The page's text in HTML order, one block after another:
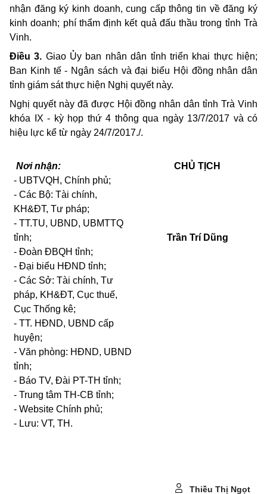
nhận đăng ký kinh doanh, cung cấp thông tin về đăng ký
kinh doanh; phí thẩm định kết quả đấu thầu trong tỉnh Trà
Vinh.
Điều 3. Giao Ủy ban nhân dân tỉnh triển khai thực hiện;
Ban Kinh tế - Ngân sách và đại biểu Hội đồng nhân dân
tỉnh giám sát thực hiện Nghị quyết này.
Nghị quyết này đã được Hội đồng nhân dân tỉnh Trà Vinh
khóa
IX - kỳ họp thứ 4 thông qua ngày 13/7/2017 và có
hiệu lực kể từ ngày 24/7/2017./.
Nơi nhận:
- UBTVQH, Chính phủ;
- Các Bộ: Tài chính,
KH&ĐT, Tư pháp;
- TT.TU, UBND, UBMTTQ
tỉnh;
- Đoàn ĐBQH tỉnh;
- Đại biểu HĐND tỉnh;
- Các Sở: Tài chính, Tư
pháp, KH&ĐT, Cục thuế,
Cục Thống kê;
- TT. HĐND, UBND cấp
huyện;
- Văn phòng: HĐND, UBND
tỉnh;
- Báo TV, Đài PT-TH tỉnh;
- Trung tâm TH-CB tỉnh;
- Website Chính phủ;
- Lưu: VT, TH.
CHỦ TỊCH
Trần Trí Dũng
Thiều Thị Ngọt